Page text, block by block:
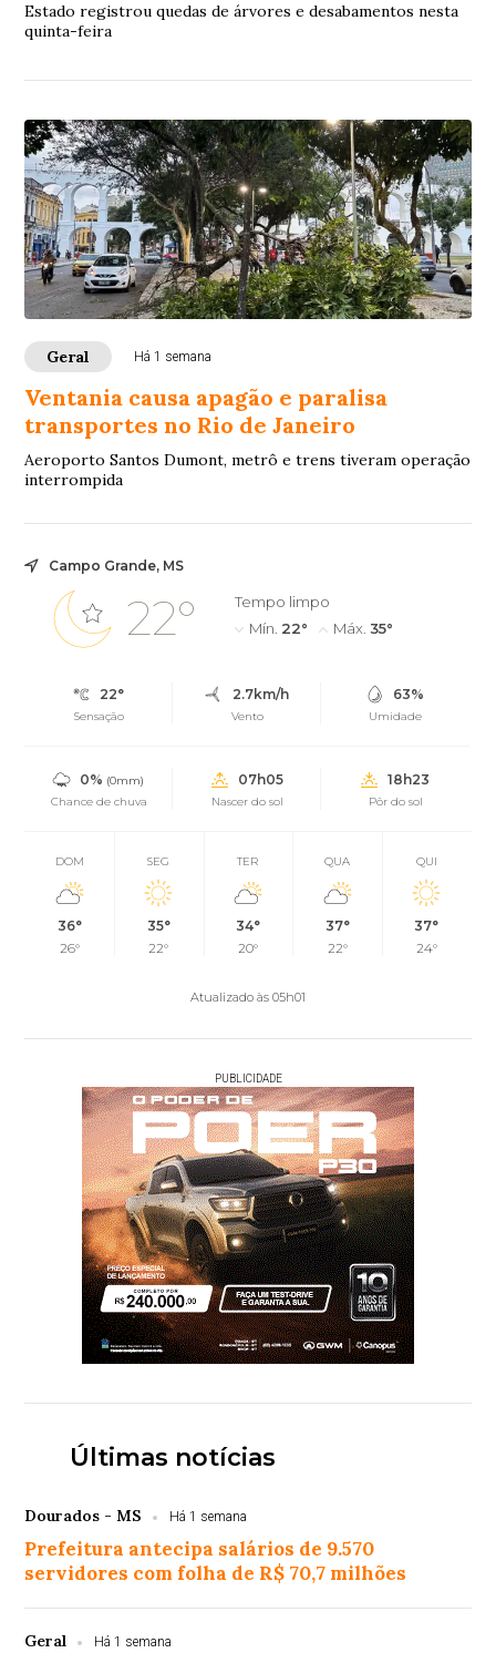
Estado registrou quedas de árvores e desabamentos nesta
quinta-feira
Geral Há 1 semana
Ventania causa apagão e paralisa
transportes no Rio de Janeiro
Aeroporto Santos Dumont, metrô e trens tiveram operação
interrompida
Campo Grande, MS
22°
Tempo limpo
Mín. 22° Máx. 35°
22°
Sensação
2.7km/h
Vento
63%
Umidade
0% (0mm)
Chance de chuva
07h05
Nascer do sol
18h23
Pôr do sol
DOM
36°
26°
SEG
35°
22°
TER
34°
20°
QUA
37°
22°
QUI
37°
24°
Atualizado às 05h01
PUBLICIDADE
Últimas notícias
Dourados - MS Há 1 semana
Prefeitura antecipa salários de 9.570
servidores com folha de R$ 70,7 milhões
Geral Há 1 semana